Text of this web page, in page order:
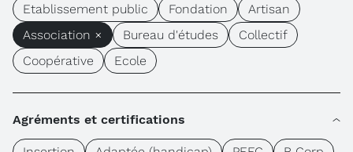
Etablissement public
Fondation
Artisan
Association ×
Bureau d'études
Collectif
Coopérative
Ecole
Agréments et certifications